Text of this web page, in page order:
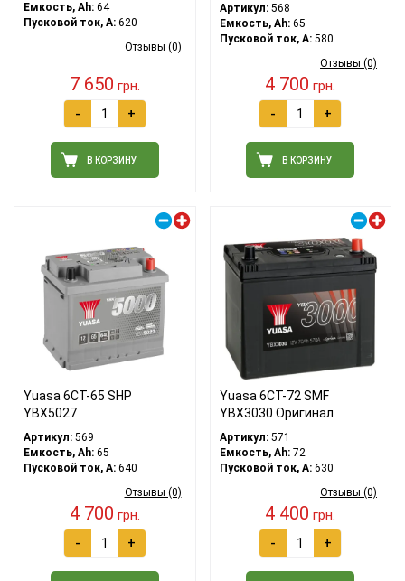
Емкость, Ah: 64
Пусковой ток, A: 620
Отзывы (0)
7 650 грн.
- +
В КОРЗИНУ
Артикул:568
Емкость, Ah:65
Пусковой ток, A:580
Отзывы (0)
4 700 грн.
- +
В КОРЗИНУ
Yuasa 6СТ-65 SHP
YBX5027
Артикул: 569
Емкость, Ah: 65
Пусковой ток, A: 640
Отзывы (0)
4 700 грн.
- +
Yuasa 6СТ-72 SMF
YBX3030 Оригинал
Артикул:571
Емкость, Ah:72
Пусковой ток, A:630
Отзывы (0)
4 400 грн.
- +